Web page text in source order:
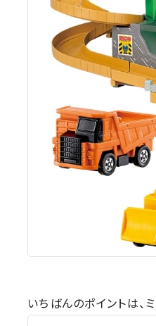
いちばんのポイントは、